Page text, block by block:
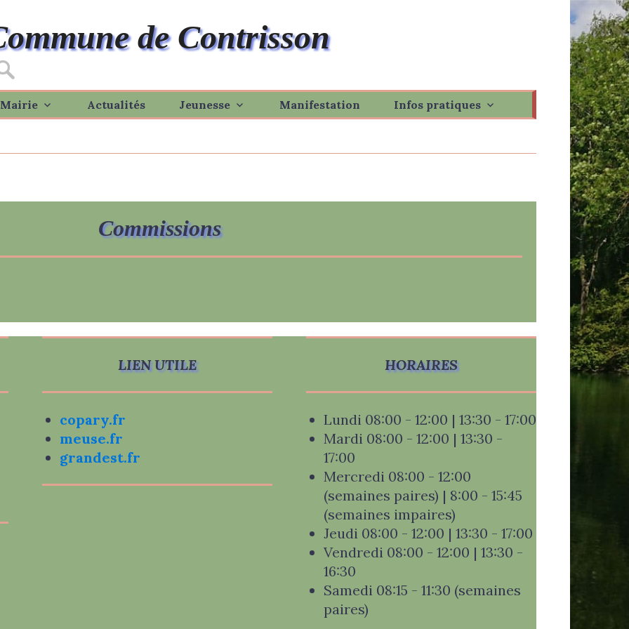
de Contrisson
Mairie Actualités Jeunesse Manifestation Infos pratiques
Commissions
LIEN UTILE
copary.fr
meuse.fr
grandest.fr
HORAIRES
Lundi 08:00 - 12:00 | 13:30 - 17:00
Mardi 08:00 - 12:00 | 13:30 -
17:00
Mercredi 08:00 - 12:00
(semaines paires) | 8:00 - 15:45
(semaines impaires)
Jeudi 08:00 - 12:00 | 13:30 - 17:00
Vendredi 08:00 - 12:00 | 13:30 -
16:30
Samedi 08:15 - 11:30 (semaines
paires)